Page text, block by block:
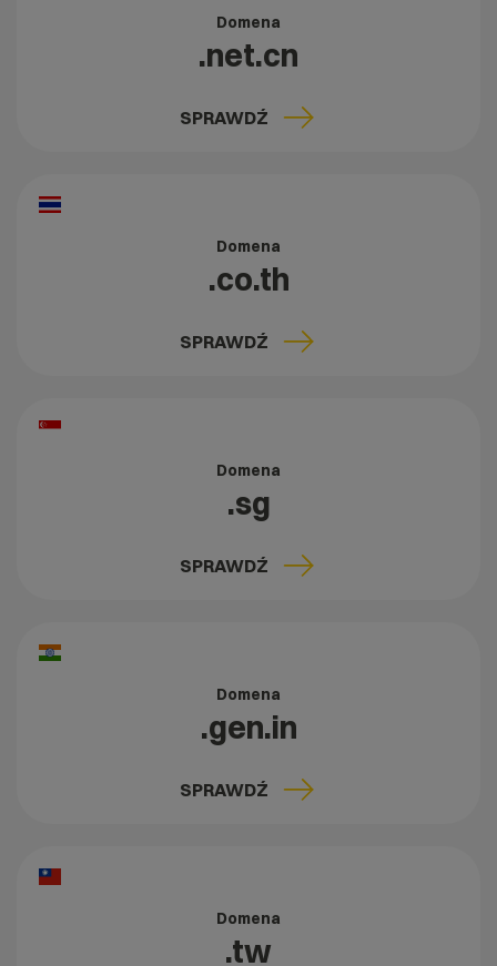
Domena
.net.cn
SPRAWDŹ
Domena
.co.th
SPRAWDŹ
Domena
.sg
SPRAWDŹ
Domena
.gen.in
SPRAWDŹ
Domena
.tw